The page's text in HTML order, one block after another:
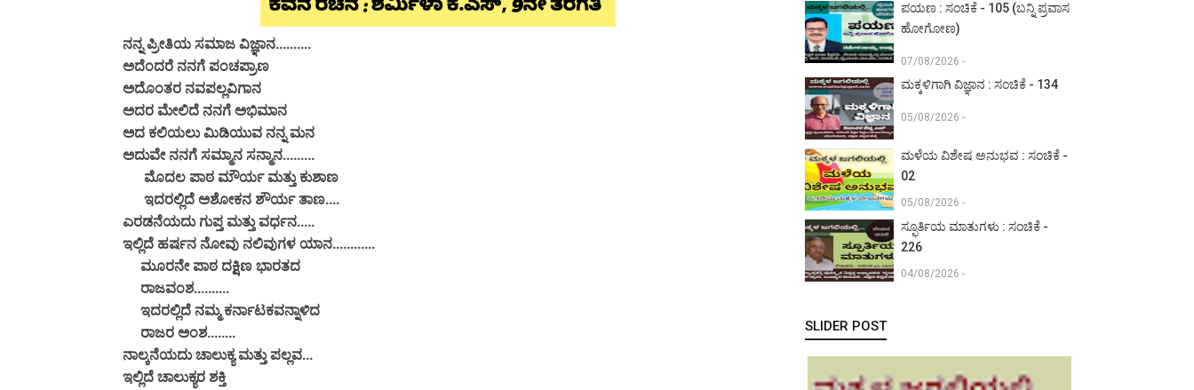
ನನ್ನ ಪ್ರೀತಿಯ ಸಮಾಜ ವಿಜ್ಞಾನ..........
ಅದೆಂದರೆ ನನಗೆ ಪಂಚಪ್ರಾಣ
ಅದೊಂತರ ನವಪಲ್ಲವಿಗಾನ
ಅದರ ಮೇಲಿದೆ ನನಗೆ ಅಭಿಮಾನ
ಅದ ಕಲಿಯಲು ಮಿಡಿಯುವ ನನ್ನ ಮನ
ಅದುವೇ ನನಗೆ ಸಮ್ಮಾನ ಸನ್ಮಾನ.........
ಮೊದಲ ಪಾಠ ಮೌರ್ಯ ಮತ್ತು ಕುಶಾಣ
ಇದರಲ್ಲಿದೆ ಅಶೋಕನ ಶೌರ್ಯ ತಾಣ....
ಎರಡನೆಯದು ಗುಪ್ತ ಮತ್ತು ವರ್ಧನ.....
ಇಲ್ಲಿದೆ ಹರ್ಷನ ನೋವು ನಲಿವುಗಳ ಯಾನ............
ಮೂರನೇ ಪಾಠ ದಕ್ಷಿಣ ಭಾರತದ
ರಾಜವಂಶ..........
ಇದರಲ್ಲಿದೆ ನಮ್ಮ ಕರ್ನಾಟಕವನ್ನಾಳಿದ
ರಾಜರ ಅಂಶ........
ನಾಲ್ಕನೆಯದು ಚಾಲುಕ್ಯ ಮತ್ತು ಪಲ್ಲವ...
ಇಲ್ಲಿದೆ ಚಾಲುಕ್ಯರ ಶಕ್ತಿ
ಪಯಣ : ಸಂಚಿಕೆ - 105 (ಬನ್ನಿ ಪ್ರವಾಸ
ಹೋಗೋಣ)
07/08/2026 -
ಮಕ್ಕಳಿಗಾಗಿ ವಿಜ್ಞಾನ : ಸಂಚಿಕೆ - 134
05/08/2026 -
ಮಳೆಯ ವಿಶೇಷ ಅನುಭವ : ಸಂಚಿಕೆ -
02
05/08/2026 -
ಸ್ಫೂರ್ತಿಯ ಮಾತುಗಳು : ಸಂಚಿಕೆ -
226
04/08/2026 -
SLIDER POST